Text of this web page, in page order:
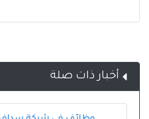
أخبار ذات صلة